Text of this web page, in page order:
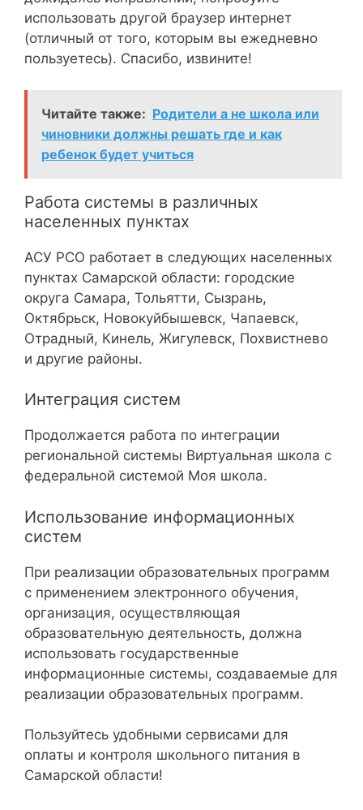
использовать другой браузер интернет
(отличный от того, которым вы ежедневно
пользуетесь). Спасибо, извините!
Читайте также: Родители а не школа или
чиновники должны решать где и как
ребенок будет учиться
Работа системы в различных
населенных пунктах
АСУ РСО работает в следующих населенных
пунктах Самарской области: городские
округа Самара, Тольятти, Сызрань,
Октябрьск, Новокуйбышевск, Чапаевск,
Отрадный, Кинель, Жигулевск, Похвистнево
и другие районы.
Интеграция систем
Продолжается работа по интеграции
региональной системы Виртуальная школа с
федеральной системой Моя школа.
Использование информационных
систем
При реализации образовательных программ
с применением электронного обучения,
организация, осуществляющая
образовательную деятельность, должна
использовать государственные
информационные системы, создаваемые для
реализации образовательных программ.
Пользуйтесь удобными сервисами для
оплаты и контроля школьного питания в
Самарской области!